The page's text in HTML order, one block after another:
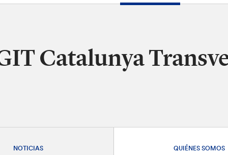
Catalunya
NOTICIAS QUIÉNES SOMOS